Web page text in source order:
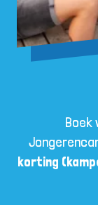
Boek
korting